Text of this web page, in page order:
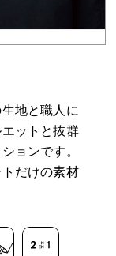
地と職人に
ットと抜群
ョンです。
だけの素材